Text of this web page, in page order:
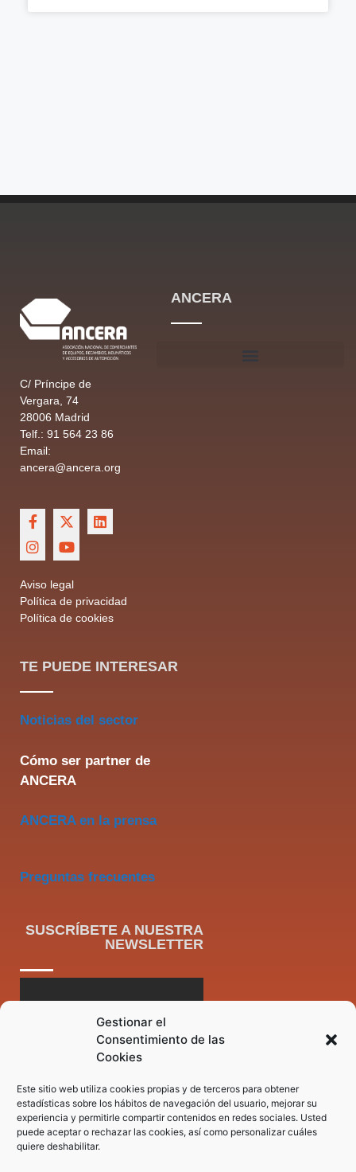
Gestionar el
Consentimiento de las
Cookies
Este sitio web utiliza cookies propias y de terceros para obtener
estadísticas sobre los hábitos de navegación del usuario, mejorar su
experiencia y permitirle compartir contenidos en redes sociales. Usted
puede aceptar o rechazar las cookies, así como personalizar cuáles
quiere deshabilitar.
C/ Príncipe de
Vergara, 74
28006 Madrid
Telf.: 91 564 23 86
Email:
ancera@ancera.org
Aviso legal
Política de privacidad
Política de cookies
ANCERA
TE PUEDE INTERESAR
Noticias del sector
Cómo ser partner de
ANCERA
ANCERA en la prensa
Preguntas frecuentes
SUSCRÍBETE A NUESTRA
NEWSLETTER